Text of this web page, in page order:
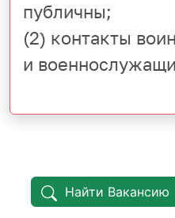
публичны;
(2) контакты
и
Найти Вакансию